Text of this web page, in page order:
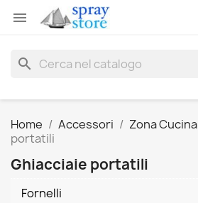

search
Home Accessori Zona Cucina
portatili
Ghiacciaie portatili
Fornelli